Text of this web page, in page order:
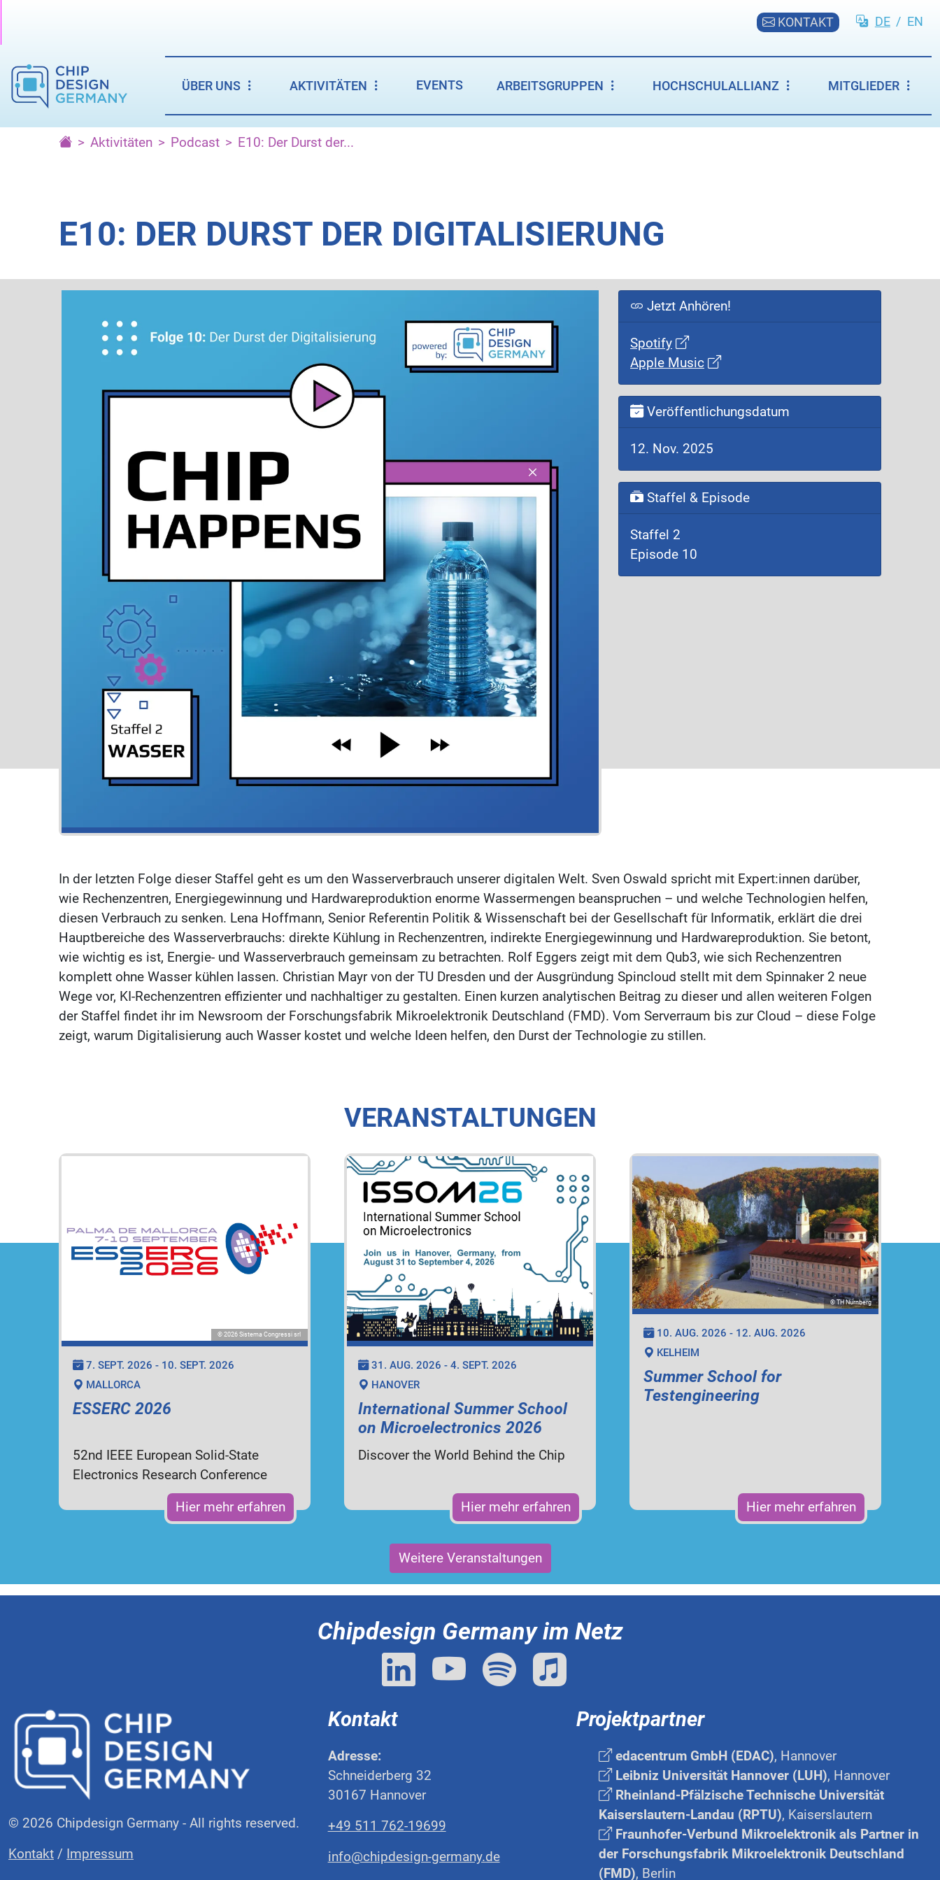
KONTAKT DE / EN
ÜBER UNS AKTIVITÄTEN EVENTS ARBEITSGRUPPEN HOCHSCHULALLIANZ MITGLIEDER
Aktivitäten Podcast E10: Der Durst der...
E10: DER DURST DER DIGITALISIERUNG
Jetzt Anhören!
Spotify
Apple Music
Veröffentlichungsdatum
12. Nov. 2025
Staffel & Episode
Staffel 2
Episode 10
In der letzten Folge dieser Staffel geht es um den Wasserverbrauch unserer digitalen Welt. Sven Oswald spricht mit Expert:innen darüber,
wie Rechenzentren, Energiegewinnung und Hardwareproduktion enorme Wassermengen beanspruchen – und welche Technologien helfen,
diesen Verbrauch zu senken. Lena Hoffmann, Senior Referentin Politik & Wissenschaft bei der Gesellschaft für Informatik, erklärt die drei
Hauptbereiche des Wasserverbrauchs: direkte Kühlung in Rechenzentren, indirekte Energiegewinnung und Hardwareproduktion. Sie betont,
wie wichtig es ist, Energie- und Wasserverbrauch gemeinsam zu betrachten. Rolf Eggers zeigt mit dem Qub3, wie sich Rechenzentren
komplett ohne Wasser kühlen lassen. Christian Mayr von der TU Dresden und der Ausgründung Spincloud stellt mit dem Spinnaker 2 neue
Wege vor, KI-Rechenzentren effizienter und nachhaltiger zu gestalten. Einen kurzen analytischen Beitrag zu dieser und allen weiteren Folgen
der Staffel findet ihr im Newsroom der Forschungsfabrik Mikroelektronik Deutschland (FMD). Vom Serverraum bis zur Cloud – diese Folge
zeigt, warum Digitalisierung auch Wasser kostet und welche Ideen helfen, den Durst der Technologie zu stillen.
VERANSTALTUNGEN
© 2026 Sistema Congressi srl
7. SEPT. 2026 - 10. SEPT. 2026
MALLORCA
ESSERC 2026
52nd IEEE European Solid-State
Electronics Research Conference
Hier mehr erfahren
31. AUG. 2026 - 4. SEPT. 2026
HANOVER
International Summer School
on Microelectronics 2026
Discover the World Behind the Chip
Hier mehr erfahren
© TH Nürnberg
10. AUG. 2026 - 12. AUG. 2026
KELHEIM
Summer School for
Testengineering
Hier mehr erfahren
Weitere Veranstaltungen
Chipdesign Germany im Netz
© 2026 Chipdesign Germany - All rights reserved.
Kontakt / Impressum
Kontakt
Adresse:
Schneiderberg 32
30167 Hannover
+49 511 762-19699
info@chipdesign-germany.de
Projektpartner
edacentrum GmbH (EDAC), Hannover
Leibniz Universität Hannover (LUH), Hannover
Rheinland-Pfälzische Technische Universität
Kaiserslautern-Landau (RPTU), Kaiserslautern
Fraunhofer-Verbund Mikroelektronik als Partner in
der Forschungsfabrik Mikroelektronik Deutschland
(FMD), Berlin